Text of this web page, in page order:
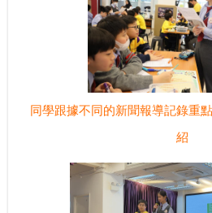
同學跟據不同的新聞報導記錄重
紹